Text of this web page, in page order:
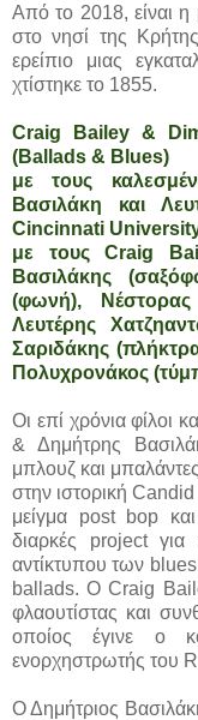
Από το 2018, είναι η
στο νησί της
ερείπιο μιας
χτίστηκε το 1855.
Craig Bailey &
(Ballads & Blues)
με τους
Βασιλάκη και
Cincinnati
με τους Craig
Βασιλάκης
(φωνή),
Λευτέρης
Σαριδάκης
Πολυχρονάκος
Οι επί χρόνια φίλοι
& Δημήτρης
μπλουζ και
στην ιστορική
μείγμα post bop
διαρκές project για
αντίκτυπου των
ballads. Ο Craig
φλαουτίστας και
οποίος έγινε ο
ενορχηστρωτής του
Ο Δημήτριος